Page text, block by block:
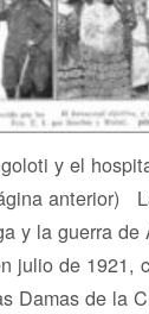
y el
anterior)
y la guerra de
julio de 1921,
Damas de la